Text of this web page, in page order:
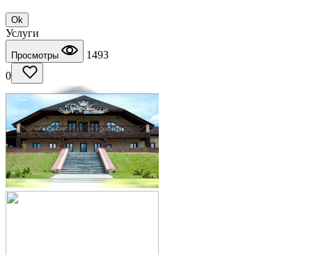
Ok
Услуги
Просмотры
1493
0